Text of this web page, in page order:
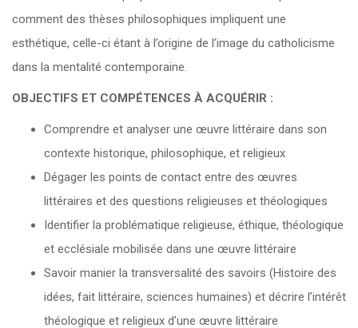
comment des thèses philosophiques impliquent une
esthétique, celle-ci étant à l’origine de l’image du catholicisme
dans la mentalité contemporaine.
OBJECTIFS ET COMPÉTENCES À ACQUÉRIR :
Comprendre et analyser une œuvre littéraire dans son
contexte historique, philosophique, et religieux
Dégager les points de contact entre des œuvres
littéraires et des questions religieuses et théologiques
Identifier la problématique religieuse, éthique, théologique
et ecclésiale mobilisée dans une œuvre littéraire
Savoir manier la transversalité des savoirs (Histoire des
idées, fait littéraire, sciences humaines) et décrire l’intérêt
théologique et religieux d’une œuvre littéraire